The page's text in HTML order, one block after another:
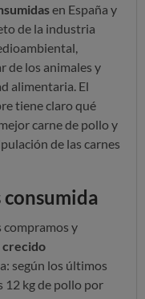
en España y
de la industria
de los animales y
alimentaria. El
tiene claro qué
carne de pollo y
de las carnes
consumida
compramos y
crecido
según los últimos
12 kg de pollo por